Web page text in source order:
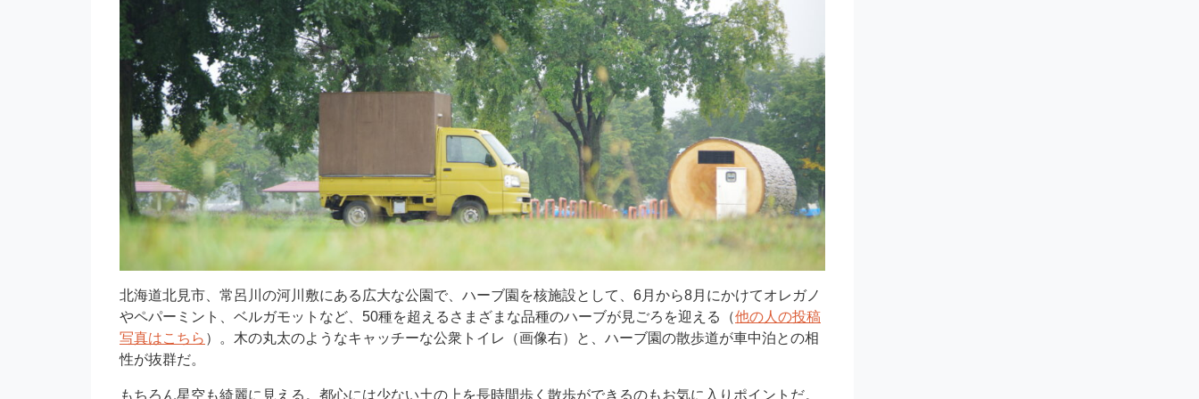
北海道北見市、常呂川の河川敷にある広大な公園で、ハーブ園を核施設として、6月から8月にかけてオレガノ
やペパーミント、ベルガモットなど、50種を超えるさまざまな品種のハーブが見ごろを迎える（他の人の投稿
写真はこちら ）。木の丸太のようなキャッチーな公衆トイレ（画像右）と、ハーブ園の散歩道が車中泊との相
性が抜群だ。
もちろん星空も綺麗に見える。都心には少ない土の上を長時間歩く散歩ができるのもお気に入りポイントだ。